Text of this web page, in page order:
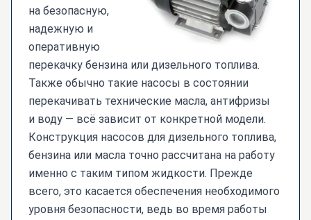
на безопасную,
надежную и
оперативную
перекачку бензина или дизельного топлива.
Также обычно такие насосы в состоянии
перекачивать технические масла, антифризы
и воду — всё зависит от конкретной модели.
Конструкция насосов для дизельного топлива,
бензина или масла точно рассчитана на работу
именно с таким типом жидкости. Прежде
всего, это касается обеспечения необходимого
уровня безопасности, ведь во время работы